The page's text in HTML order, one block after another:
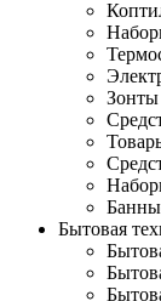
Зонты
Бытовая